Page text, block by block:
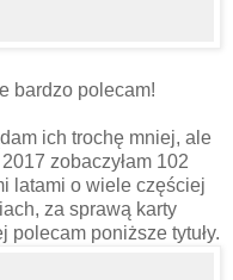
bardzo polecam!
ich trochę mniej, ale
zobaczyłam 102
latami o wiele częściej
za sprawą karty
poniższe tytuły.